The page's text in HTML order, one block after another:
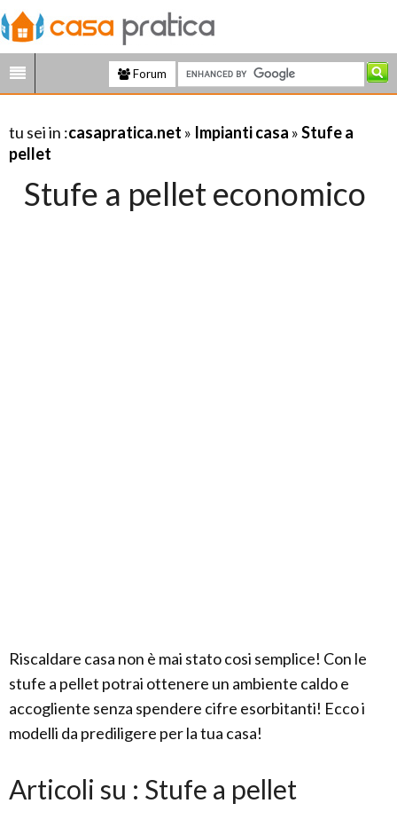
Forum
tu sei in :casapratica.net » Impianti casa »Stufe a
pellet
Stufe a pellet economico
Riscaldare casa non è mai stato cosi semplice! Con le
stufe a pellet potrai ottenere un ambiente caldo e
accogliente senza spendere cifre esorbitanti! Ecco i
modelli da prediligere per la tua casa!
Articoli su : Stufe a pellet